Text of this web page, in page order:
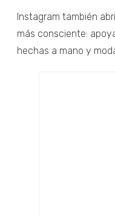
Instagram también
más consciente:
hechas a mano y